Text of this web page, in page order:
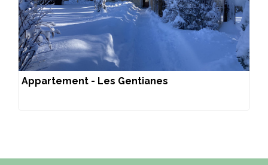
Appartement - Les Gentianes